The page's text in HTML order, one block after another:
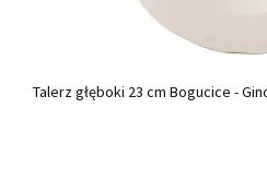
Talerz głęboki 23 cm Bogucice -